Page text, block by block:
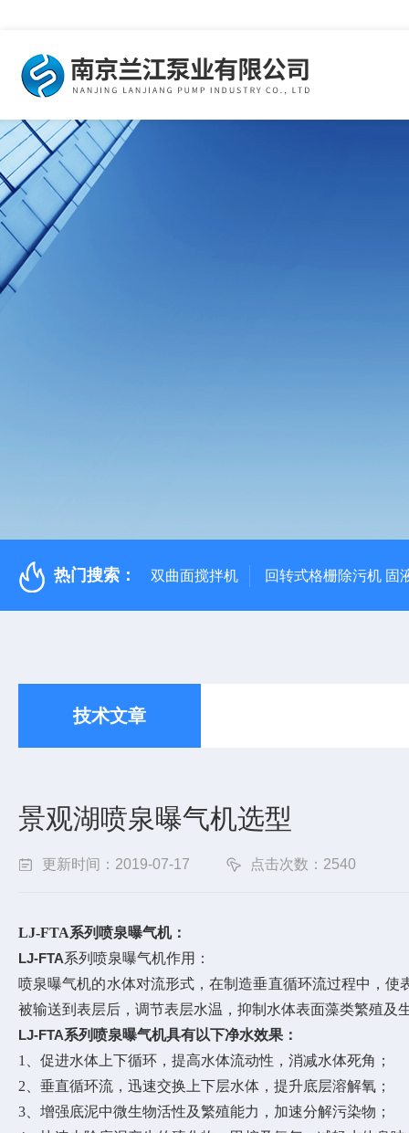
热门搜索： 双曲面搅拌机 回转式格栅除污机 固
技术文章
景观湖喷泉曝气机选型
更新时间：2019-07-17 点击次数：2540
LJ-FTA系列 喷泉曝气机：
LJ-FTA系列喷泉曝气机作用：
喷泉曝气机的水体对流形式，在制造垂直循环流过程中，
被输送到表层后，调节表层水温，抑制水体表面藻类繁殖
LJ-FTA系列喷泉曝气机具有以下净水效果：
1、促进水体上下循环，提高水体流动性，消减水体死角；
2、垂直循环流，迅速交换上下层水体，提升底层溶解氧；
3、增强底泥中微生物活性及繁殖能力，加速分解污染物；